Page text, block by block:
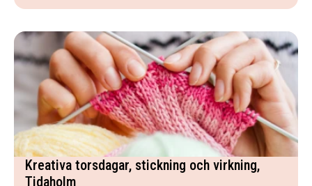
Kreativa torsdagar, stickning och virkning,
Tidaholm